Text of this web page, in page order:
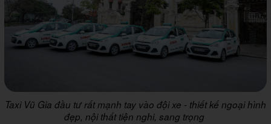
Taxi Vũ Gia đầu tư rất mạnh tay vào đội xe - thiết kế ngoại hình
đẹp, nội thất tiện nghi, sang trọng